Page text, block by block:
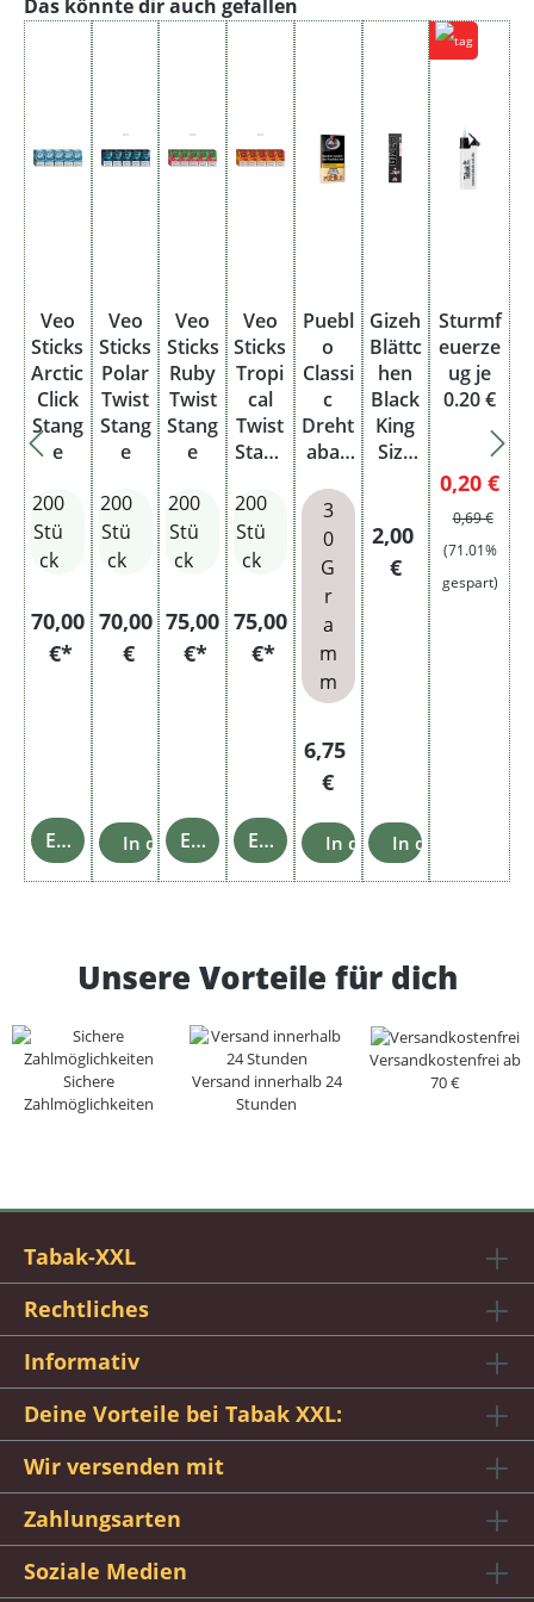
Das könnte dir auch gefallen
Veo
Sticks
Arctic
Click
Stang
e
200
Stü
ck
70,00
€*
Einzelheiten
Veo
Sticks
Polar
Twist
Stang
e
200
Stü
ck
Regulärer Preis:
70,00
€
In den Warenkorb
Veo
Sticks
Ruby
Twist
Stang
e
200
Stü
ck
75,00
€*
Einzelheiten
Veo
Sticks
Tropi
cal
Twist
Stang
200
Stü
ck
75,00
€*
Einzelheiten
Puebl
o
Classi
c
Dreht
abak
h
3
0
G
r
a
m
m
Regulärer Preis:
6,75
€
In den Warenkorb
Gizeh
Blättc
hen
Black
King
Size
Blatt
Tips
Regulärer Preis:
2,00
€
In den
Sturmf
euerze
ug je
0.20 €
0,20 €
Regulärer
0,69 €
(71.01%
gespart)
Unsere Vorteile für dich
Sichere
Zahlmöglichkeiten
Versand innerhalb 24
Stunden
Versandkostenfrei ab
70 €
Tabak-XXL
Rechtliches
Informativ
Deine Vorteile bei Tabak XXL:
Wir versenden mit
Zahlungsarten
Soziale Medien